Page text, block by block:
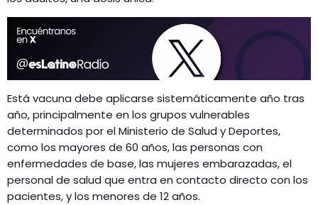
Está vacuna debe aplicarse sistemáticamente año tras
año, principalmente en los grupos vulnerables
determinados por el Ministerio de Salud y Deportes,
como los mayores de 60 años, las personas con
enfermedades de base, las mujeres embarazadas, el
personal de salud que entra en contacto directo con los
pacientes, y los menores de 12 años.